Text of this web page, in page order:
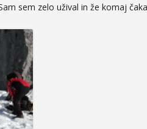
sem zelo užival in že komaj